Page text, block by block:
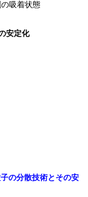
吸着状態
安定化
の分散技術とその安